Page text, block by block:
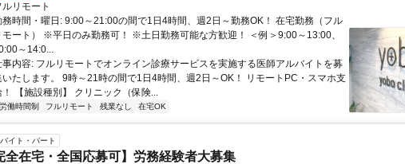
ルリモート
務時間・曜日: 9:00～21:00の間で1日4時間、週2日～勤務OK！ 在宅勤務（フル
モート） ※平日のみ勤務可！ ※土日勤務可能な方歓迎！ ＜例＞9:00～13:00、
～14:0...
事内容: フルリモートでオンライン診療サービスを実施する医師アルバイトを募
いたします。 9時～21時の間で1日4時間、週2日～OK！ リモートPC・スマホ支
！ 【施設種別】 クリニック（保険...
働時間制 フルリモート 残業なし 在宅OK
イト・パート
全在宅・全国応募可】労務経験者大募集